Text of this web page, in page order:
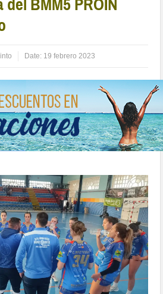
BMM5 PROIN
Date: 19 febrero 2023